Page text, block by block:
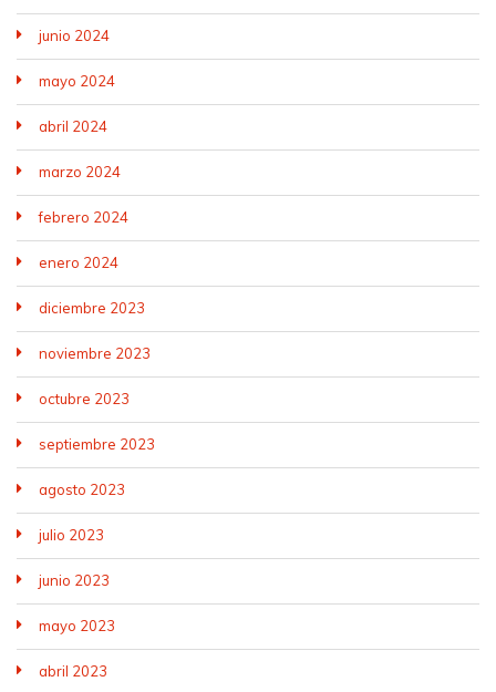
junio 2024
mayo 2024
abril 2024
marzo 2024
febrero 2024
enero 2024
diciembre 2023
noviembre 2023
octubre 2023
septiembre 2023
agosto 2023
julio 2023
junio 2023
mayo 2023
abril 2023